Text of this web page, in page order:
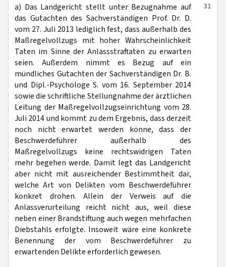
31
a) Das Landgericht stellt unter Bezugnahme auf
das Gutachten des Sachverständigen Prof. Dr. D.
vom 27. Juli 2013 lediglich fest, dass außerhalb des
Maßregelvollzugs mit hoher Wahrscheinlichkeit
Taten im Sinne der Anlassstraftaten zu erwarten
seien. Außerdem nimmt es Bezug auf ein
mündliches Gutachten der Sachverständigen Dr. B.
und Dipl.-Psychologe S. vom 16. September 2014
sowie die schriftliche Stellungnahme der ärztlichen
Leitung der Maßregelvollzugseinrichtung vom 28.
Juli 2014 und kommt zu dem Ergebnis, dass derzeit
noch nicht erwartet werden könne, dass der
Beschwerdeführer außerhalb des
Maßregelvollzugs keine rechtswidrigen Taten
mehr begehen werde. Damit legt das Landgericht
aber nicht mit ausreichender Bestimmtheit dar,
welche Art von Delikten vom Beschwerdeführer
konkret drohen. Allein der Verweis auf die
Anlassverurteilung reicht nicht aus, weil diese
neben einer Brandstiftung auch wegen mehrfachen
Diebstahls erfolgte. Insoweit wäre eine konkrete
Benennung der vom Beschwerdeführer zu
erwartenden Delikte erforderlich gewesen.